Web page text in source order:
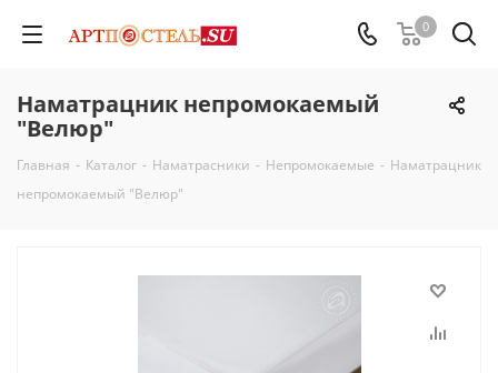
0
Наматрацник непромокаемый
"Велюр"
Главная - Каталог - Наматрасники - Непромокаемые - Наматрацник
непромокаемый "Велюр"